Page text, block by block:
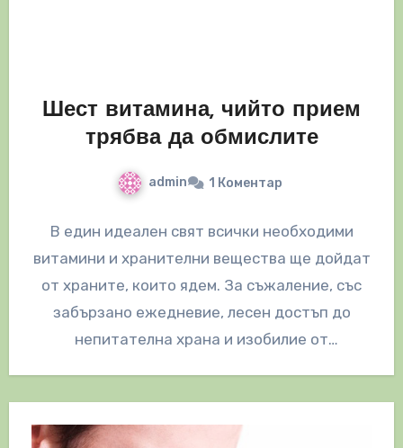
Шест витамина, чийто прием
трябва да обмислите
admin 1 Коментар
В един идеален свят всички необходими
витамини и хранителни вещества ще дойдат
от храните, които ядем. За съжаление, със
забързано ежедневие, лесен достъп до
непитателна храна и изобилие от